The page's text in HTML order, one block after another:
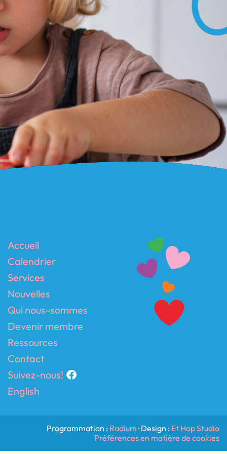
Accueil
Calendrier
Services
Nouvelles
Qui nous-sommes
Devenir membre
Ressources
Contact
Suivez-nous!
English
Programmation : Radium · Design : Et Hop Studio
Préférences en matière de cookies